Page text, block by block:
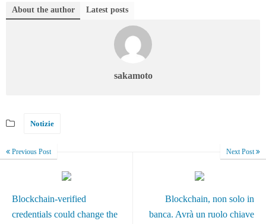
About the author Latest posts
sakamoto
Notizie
Previous Post
Blockchain-verified
credentials could change the
Next Post
Blockchain, non solo in
banca. Avrà un ruolo chiave